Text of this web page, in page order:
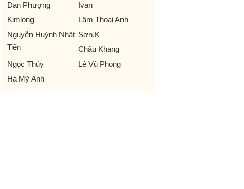
Đan Phượng
Ivan
Kimlong
Lâm Thoại Anh
Nguyễn Huỳnh Nhật
Tiến
Sơn.K
Châu Khang
Ngọc Thủy
Lê Vũ Phong
Hà Mỹ Anh